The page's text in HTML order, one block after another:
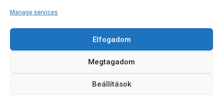
Manage services
Elfogadom
Megtagadom
Beállítások
KÜLTÉRI PÁRNA MATRAC MÉRETRE KÉSZÍTÉS | MINDEN
JOG FENNTARTVA! © 2026